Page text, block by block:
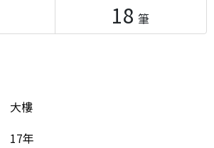
18 筆
大樓
17年